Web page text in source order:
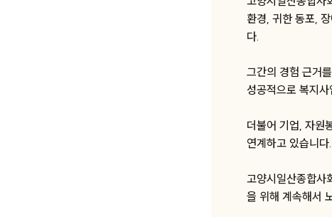
환경, 귀한 동포,
다.
그간의 경험 근거
성공적으로 복지
더불어 기업, 자원
연계하고 있습니다.
고양시일산종합사
을 위해 계속해서